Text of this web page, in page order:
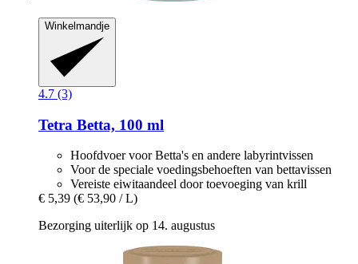
Winkelmandje
4.7 (3)
Tetra Betta, 100 ml
Hoofdvoer voor Betta's en andere labyrintvissen
Voor de speciale voedingsbehoeften van bettavissen
Vereiste eiwitaandeel door toevoeging van krill
€ 5,39 (€ 53,90 / L)
Bezorging uiterlijk op 14. augustus